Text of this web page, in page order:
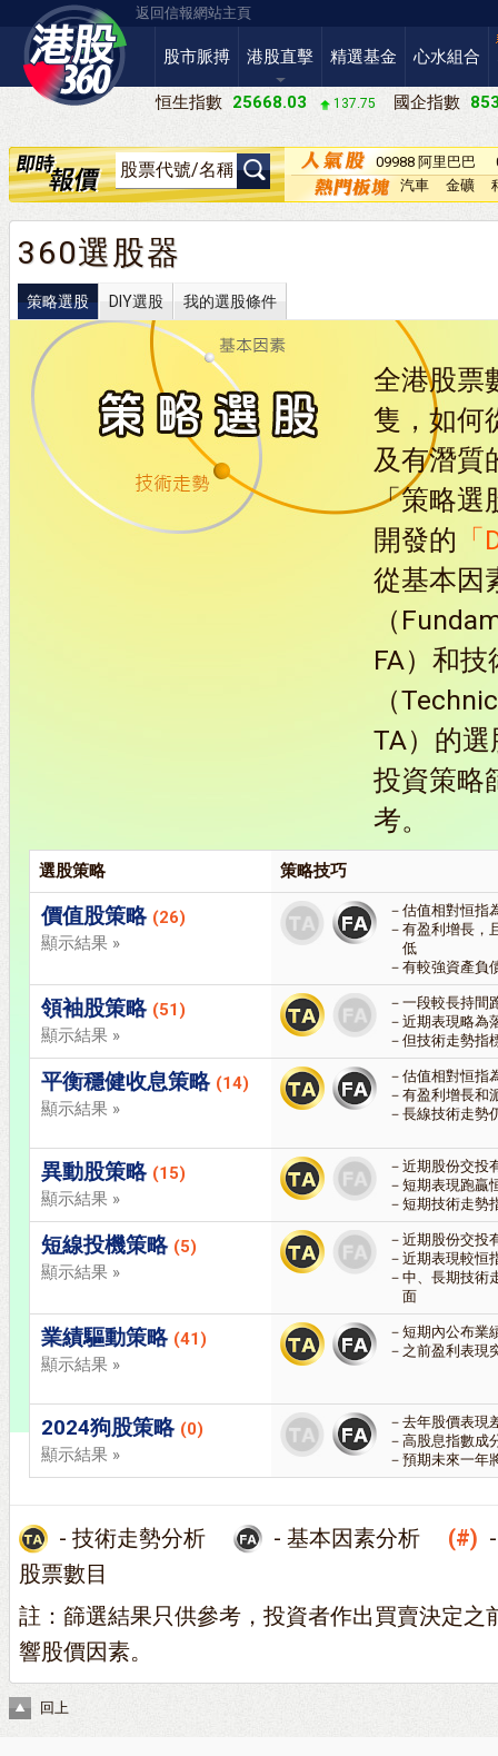
返回信報網站主頁
股市脈搏 港股直擊 精選基金 心水組合
恒生指數 25668.03 137.75 國企指數
09988 阿里巴巴
－Ｗ汽車
金礦
360選股器
策略選股 DIY選股 我的選股條件
全港股票
隻，如何
及有潛質
「策略選
開發的
從基本因
（
FA）和
（
TA）的
投資策略
考。
選股策略 策略技巧
價值股策略 (26)
顯示結果 »
估值相對恒指
有盈利增長，
低
有較強資產負
領袖股策略 (51)
顯示結果 »
一段較長持間
近期表現略為
但技術走勢指
平衡穩健收息策略 (14)
顯示結果 »
估值相對恒指
有盈利增長和
長線技術走勢
異動股策略 (15)
顯示結果 »
近期股份交投
短期表現跑贏
短期技術走勢
短線投機策略 (5)
顯示結果 »
近期股份交投
近期表現較恒
中、長期技術
面
業績驅動策略 (41)
顯示結果 »
短期內公布業
之前盈利表現
2024狗股策略 (0)
顯示結果 »
去年股價表現
高股息指數成
預期未來一年
- 技術走勢分析 - 基本因素分析 (#)
股票數目
註：篩選結果只供參考，投資者作出買賣決定之
響股價因素。
回上